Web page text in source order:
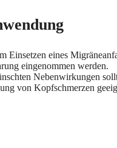
Einsetzen eines
eingenommen werden.
Nebenwirkungen
von Kopfschmerzen